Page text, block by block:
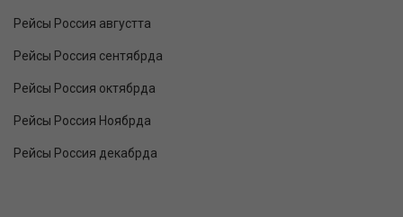
Рейсы Россия августта
Рейсы Россия сентябрда
Рейсы Россия октябрда
Рейсы Россия Ноябрда
Рейсы Россия декабрда